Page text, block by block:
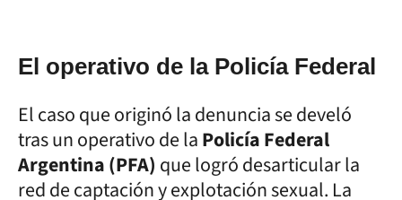
El operativo de la Policía Federal
El caso que originó la denuncia se develó
tras un operativo de laPolicía Federal
Argentina (PFA) que logró desarticular la
red de captación y explotación sexual. La